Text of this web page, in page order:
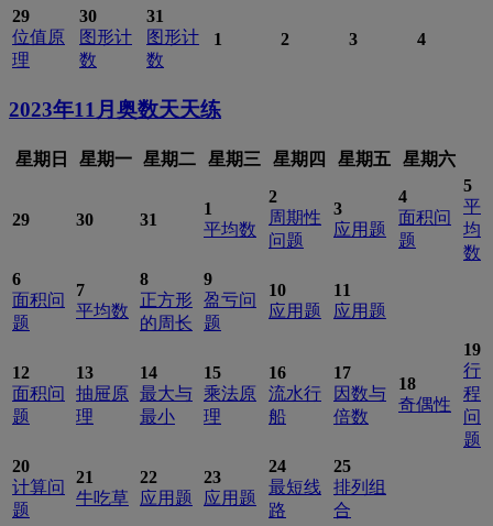
29
位值原
理
30
图形计
数
31
图形计
数
1 2 3 4
2023年11月 奥数天天练
星期日 星期一 星期二 星期三 星期四 星期五 星期六
29 30 31
1
平均数
2
周期性
问题
3
应用题
4
面积问
题
5
平
均
数
6
面积问
题
7
平均数
8
正方形
的周长
9
盈亏问
题
10
应用题
11
应用题
12
面积问
题
13
抽屉原
理
14
最大与
最小
15
乘法原
理
16
流水行
船
17
因数与
倍数
18
奇偶性
19
行
程
问
题
20
计算问
题
21
牛吃草
22
应用题
23
应用题
24
最短线
路
25
排列组
合